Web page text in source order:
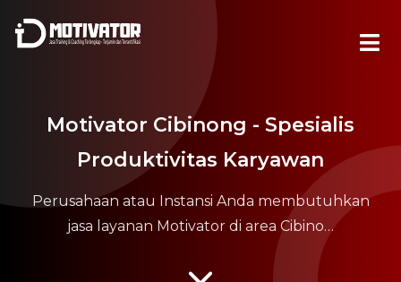
Motivator Cibinong - Spesialis
Produktivitas Karyawan
Perusahaan atau Instansi Anda membutuhkan
jasa layanan Motivator di area Cibino…